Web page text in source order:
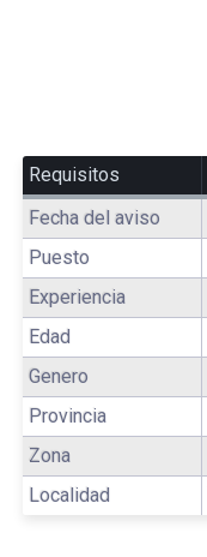
Requisitos
Fecha del aviso
Puesto
Experiencia
Edad
Genero
Provincia
Zona
Localidad